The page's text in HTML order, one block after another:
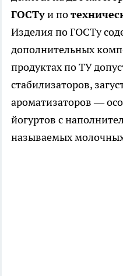
ГОСТуи по
Изделия по ГОСТу
дополнительных
продуктах по ТУ
стабилизаторов,
ароматизаторов —
йогуртов с
называемых